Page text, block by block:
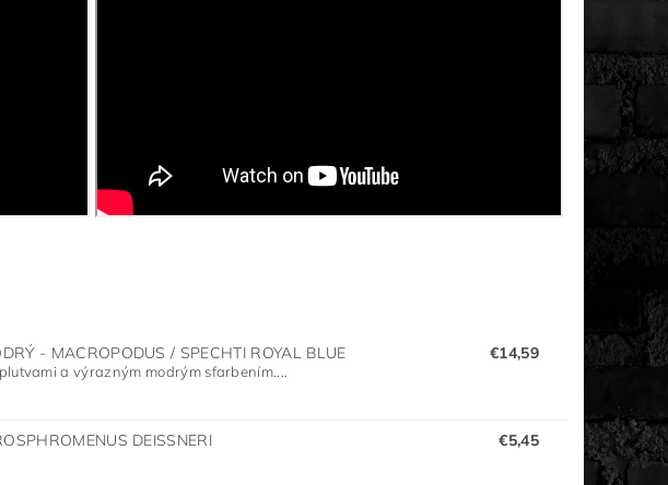
- MACROPODUS / SPECHTI ROYAL BLUE
a výrazným modrým sfarbením....
€14,59
DEISSNERI €5,45